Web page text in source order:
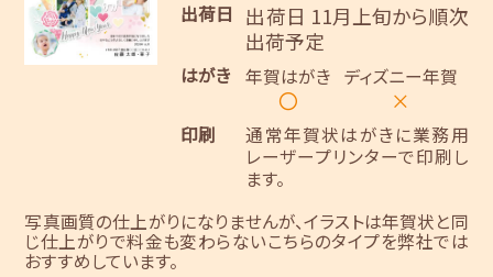
出荷日
出荷日 11月上旬から順次
出荷予定
はがき 年賀はがき
〇
ディズニー年賀
×
印刷
通常年賀状はがきに業務用
レーザープリンターで印刷し
ます。
写真画質の仕上がりになりませんが、イラストは年賀状と同
じ仕上がりで料金も変わらないこちらのタイプを弊社では
おすすめしています。